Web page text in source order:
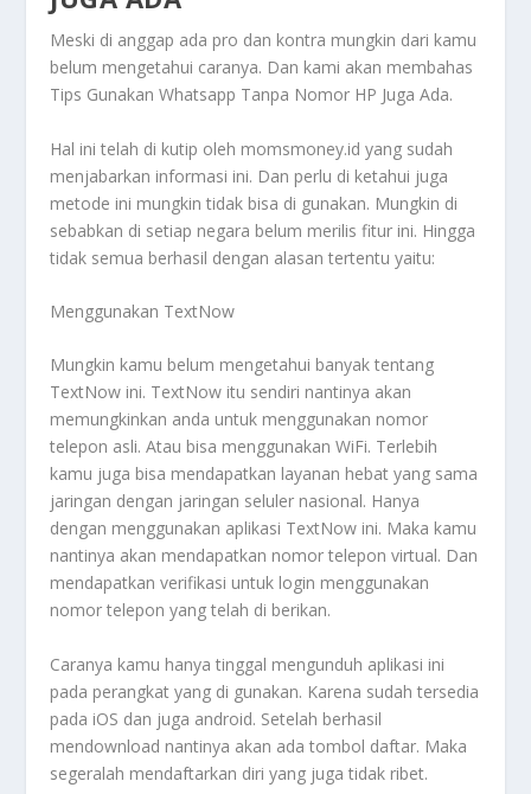
Meski di anggap ada pro dan kontra mungkin dari kamu
belum mengetahui caranya. Dan kami akan membahas
Tips Gunakan Whatsapp Tanpa Nomor HP Juga Ada.
Hal ini telah di kutip oleh momsmoney.id yang sudah
menjabarkan informasi ini. Dan perlu di ketahui juga
metode ini mungkin tidak bisa di gunakan. Mungkin di
sebabkan di setiap negara belum merilis fitur ini. Hingga
tidak semua berhasil dengan alasan tertentu yaitu:
Menggunakan TextNow
Mungkin kamu belum mengetahui banyak tentang
TextNow ini. TextNow itu sendiri nantinya akan
memungkinkan anda untuk menggunakan nomor
telepon asli. Atau bisa menggunakan WiFi. Terlebih
kamu juga bisa mendapatkan layanan hebat yang sama
jaringan dengan jaringan seluler nasional. Hanya
dengan menggunakan aplikasi TextNow ini. Maka kamu
nantinya akan mendapatkan nomor telepon virtual. Dan
mendapatkan verifikasi untuk login menggunakan
nomor telepon yang telah di berikan.
Caranya kamu hanya tinggal mengunduh aplikasi ini
pada perangkat yang di gunakan. Karena sudah tersedia
pada iOS dan juga android. Setelah berhasil
mendownload nantinya akan ada tombol daftar. Maka
segeralah mendaftarkan diri yang juga tidak ribet.